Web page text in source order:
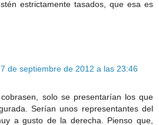
estrictamente tasados, que esa es
de septiembre de 2012 a las 23:46
solo se presentarían los que
Serían unos representantes del
a gusto de la derecha. Pienso que,